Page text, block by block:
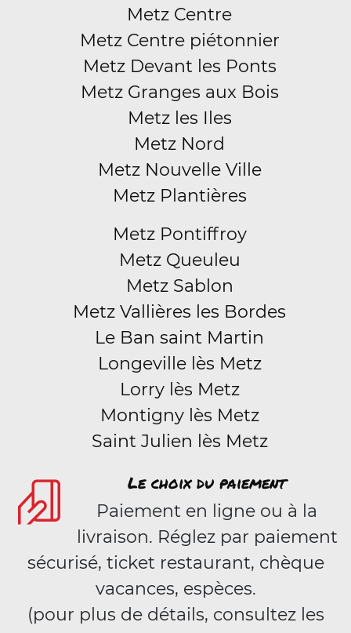
Metz Centre
Metz Centre piétonnier
Metz Devant les Ponts
Metz Granges aux Bois
Metz les Iles
Metz Nord
Metz Nouvelle Ville
Metz Plantières
Metz Pontiffroy
Metz Queuleu
Metz Sablon
Metz Vallières les Bordes
Le Ban saint Martin
Longeville lès Metz
Lorry lès Metz
Montigny lès Metz
Saint Julien lès Metz
Le choix du paiement
Paiement en ligne ou à la
livraison. Réglez par paiement
sécurisé, ticket restaurant, chèque
vacances, espèces.
(pour plus de détails, consultez les